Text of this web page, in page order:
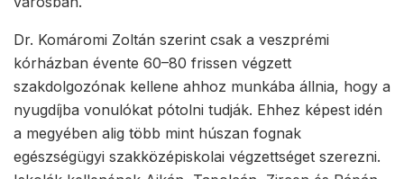
Dr. Komáromi Zoltán szerint csak a veszprémi
kórházban évente 60–80 frissen végzett
szakdolgozónak kellene ahhoz munkába állnia, hogy a
nyugdíjba vonulókat pótolni tudják. Ehhez képest idén
a megyében alig több mint húszan fognak
egészségügyi szakközépiskolai végzettséget szerezni.